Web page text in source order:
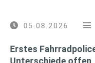
05.08.2026
Erstes
Unterschiede offen